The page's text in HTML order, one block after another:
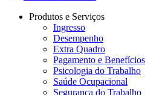
Produtos e Serviços
Ingresso
Desempenho
Extra Quadro
Pagamento e Benefícios
Psicologia do Trabalho
Saúde Ocupacional
Segurança do Trabalho